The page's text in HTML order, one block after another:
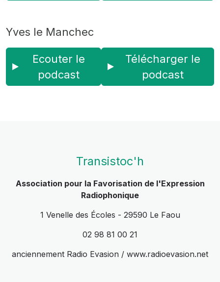
Yves le Manchec
Ecouter le
podcast
Télécharger le
podcast
Transistoc'h
Association pour la Favorisation de l'Expression
Radiophonique
1 Venelle des Écoles - 29590 Le Faou
02 98 81 00 21
anciennement Radio Evasion / www.radioevasion.net